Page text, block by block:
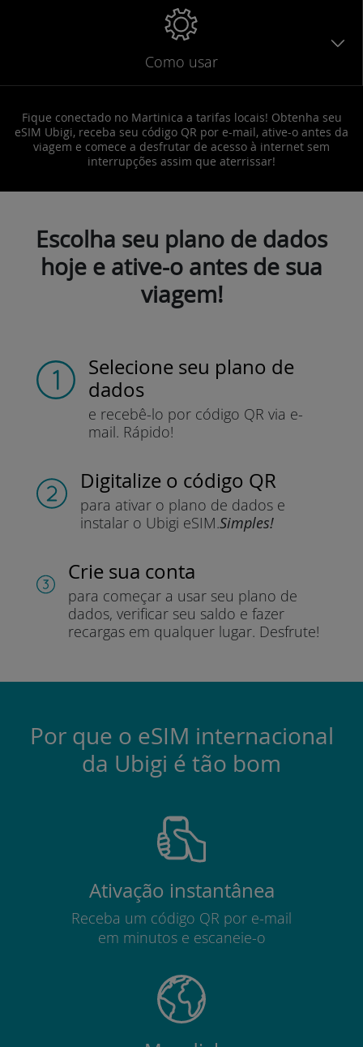
Como usar
Fique conectado no Martinica a tarifas locais! Obtenha seu
eSIM Ubigi, receba seu código QR por e-mail, ative-o antes da
viagem e comece a desfrutar de acesso à internet sem
interrupções assim que aterrissar!
Escolha seu plano de dados
hoje e ative-o antes de sua
viagem!
Selecione seu plano de
dados
e recebê-lo por código QR via e-
mail. Rápido!
Digitalize o código QR
para ativar o plano de dados e
instalar o Ubigi eSIM.Simples!
Crie sua conta
para começar a usar seu plano de
dados, verificar seu saldo e fazer
recargas em qualquer lugar. Desfrute!
Por que o eSIM internacional
da Ubigi é tão bom
Ativação instantânea
Receba um código QR por e-mail
em minutos e escaneie-o